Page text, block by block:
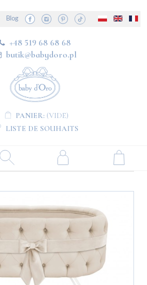
Blog
+48 519 68 68 68
butik@babydoro.pl
PANIER: (VIDE)
LISTE DE SOUHAITS